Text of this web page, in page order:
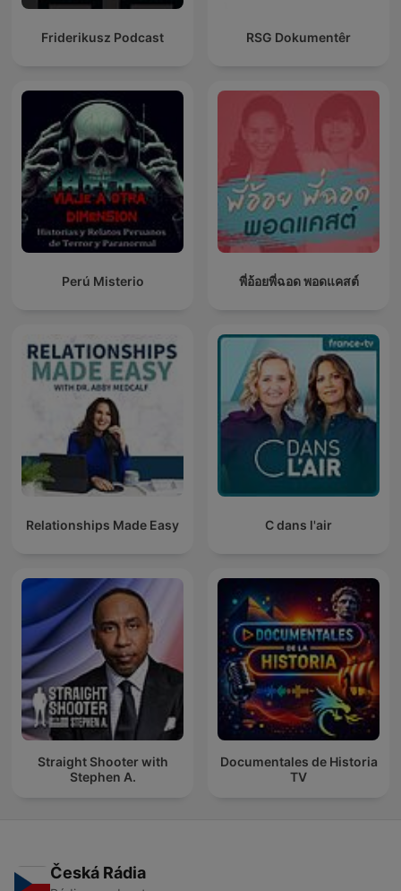
Friderikusz Podcast RSG Dokumentêr
Perú Misterio พี่อ้อยพี่ฉอด พอดแคสต์
Relationships Made Easy C dans l'air
Straight Shooter with
Stephen A.
Documentales de Historia
TV
Česká Rádia